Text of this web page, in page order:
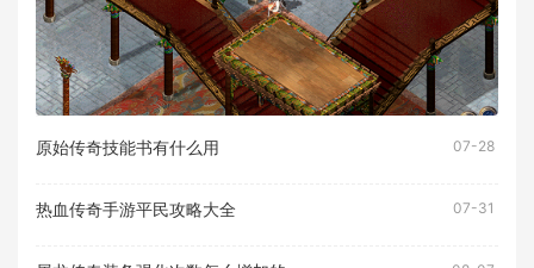
原始传奇技能书有什么用 07-28
热血传奇手游平民攻略大全 07-31